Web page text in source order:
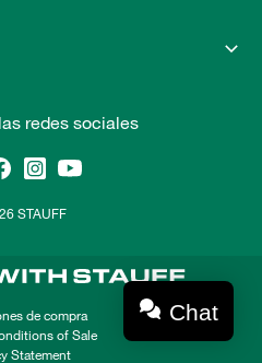
redes sociales
STAUFF
de compra
of Sale
Statement
Chat